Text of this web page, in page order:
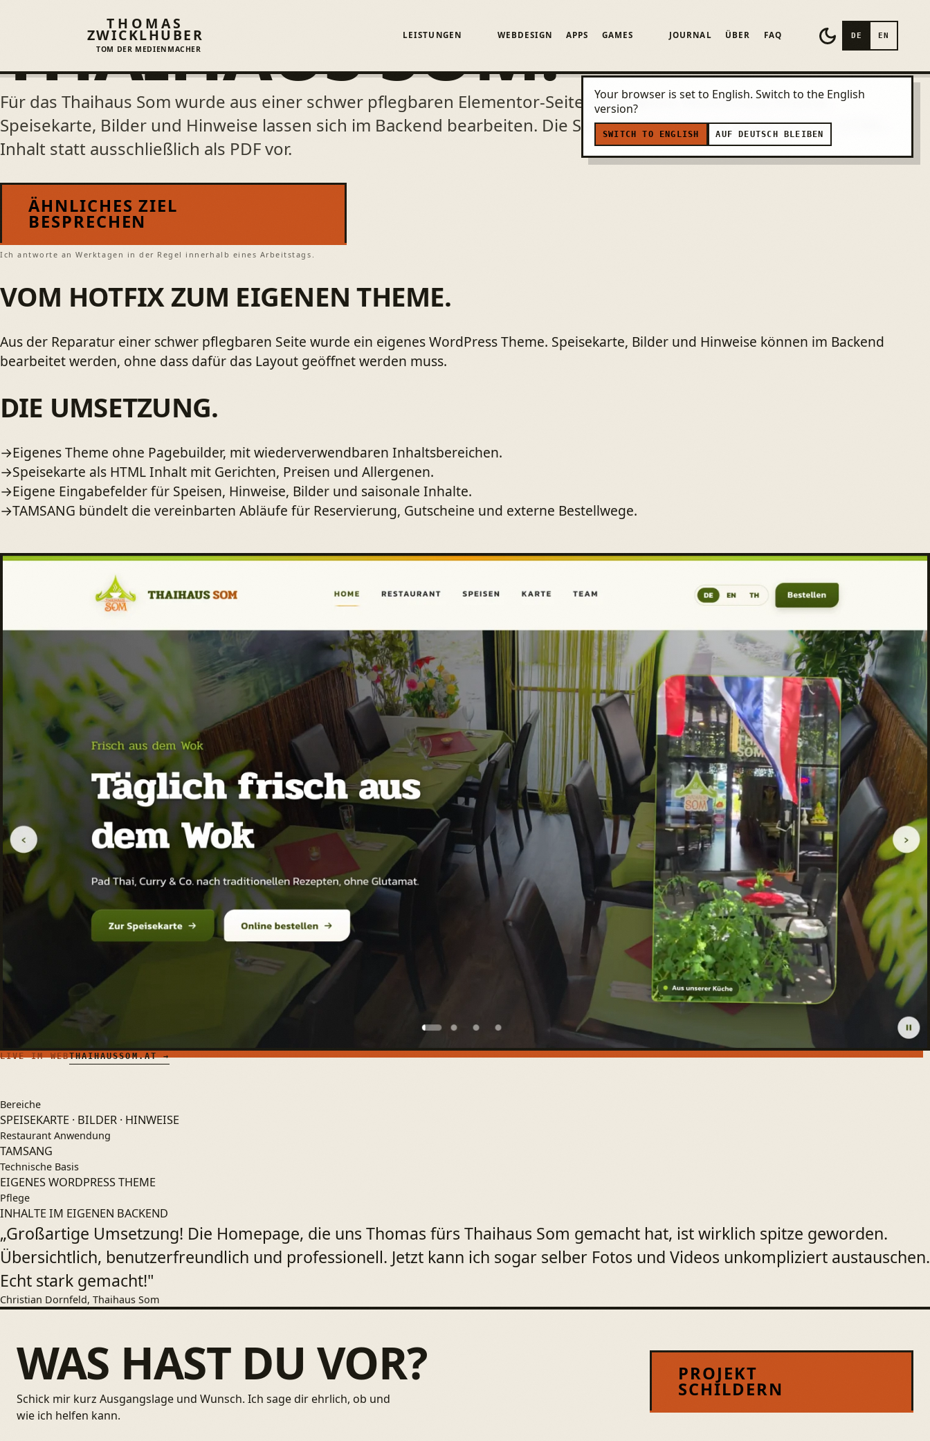
Your browser is set to English. Switch to the English
version?
SWITCH TO ENGLISH AUF DEUTSCH BLEIBEN
THOMAS
ZWICKLHUBER
TOM DER MEDIENMACHER
LEISTUNGEN WEBDESIGN APPS GAMES JOURNAL ÜBER FAQ DE EN
THAIHAUS SOM.
Für das Thaihaus Som wurde aus einer schwer pflegbaren Elementor-Seite ein eigenes WordPress-Theme.
Speisekarte, Bilder und Hinweise lassen sich im Backend bearbeiten. Die Speisekarte liegt als zugänglicher HTML-
Inhalt statt ausschließlich als PDF vor.
ÄHNLICHES ZIEL
BESPRECHEN
Ich antworte an Werktagen in der Regel innerhalb eines Arbeitstags.
VOM HOTFIX ZUM EIGENEN THEME.
Aus der Reparatur einer schwer pflegbaren Seite wurde ein eigenes WordPress Theme. Speisekarte, Bilder und Hinweise können im Backend
bearbeitet werden, ohne dass dafür das Layout geöffnet werden muss.
DIE UMSETZUNG.
→Eigenes Theme ohne Pagebuilder, mit wiederverwendbaren Inhaltsbereichen.
→Speisekarte als HTML Inhalt mit Gerichten, Preisen und Allergenen.
→Eigene Eingabefelder für Speisen, Hinweise, Bilder und saisonale Inhalte.
→TAMSANG bündelt die vereinbarten Abläufe für Reservierung, Gutscheine und externe Bestellwege.
LIVE IM WEBTHAIHAUSSOM.AT →
Bereiche
SPEISEKARTE · BILDER · HINWEISE
Restaurant Anwendung
TAMSANG
Technische Basis
EIGENES WORDPRESS THEME
Pflege
INHALTE IM EIGENEN BACKEND
„Großartige Umsetzung! Die Homepage, die uns Thomas fürs Thaihaus Som gemacht hat, ist wirklich spitze geworden.
Übersichtlich, benutzerfreundlich und professionell. Jetzt kann ich sogar selber Fotos und Videos unkompliziert austauschen.
Echt stark gemacht!"
Christian Dornfeld, Thaihaus Som
WAS HAST DU VOR?
Schick mir kurz Ausgangslage und Wunsch. Ich sage dir ehrlich, ob und
wie ich helfen kann.
PROJEKT
SCHILDERN